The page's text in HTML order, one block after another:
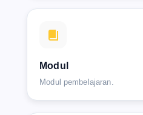
Modul
Modul pembelajaran.